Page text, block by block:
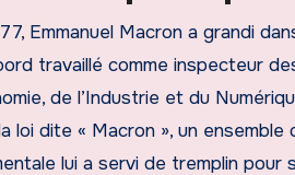
Emmanuel Macron a grandi
travaillé comme inspecteur
de l’Industrie et du
loi dite « Macron », un
lui a servi de tremplin pour